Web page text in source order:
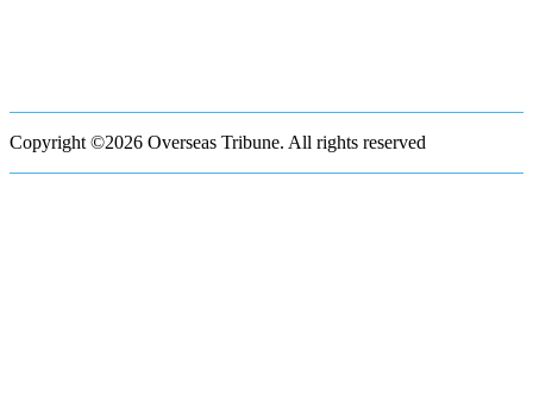
Copyright ©2026 Overseas Tribune. All rights reserved